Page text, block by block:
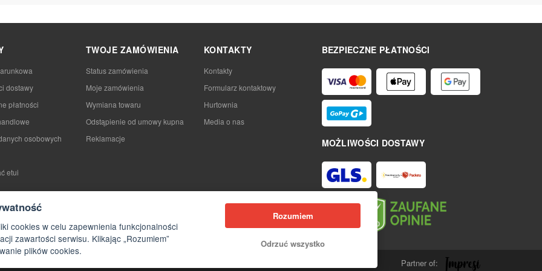
BEZPIECZNE PŁATNOŚCI
MOŻLIWOŚCI DOSTAWY
dostawy
płatności
osobowych
etui
TWOJE ZAMÓWIENIA
Status zamówienia
Moje zamówienia
Wymiana towaru
Odstąpienie od umowy kupna
Reklamacje
KONTAKTY
Kontakty
Formularz kontaktowy
Hurtownia
Media o nas
Partner of:
cookies w celu zapewnienia funkcjonalności
zawartości serwisu. Klikając „Rozumiem”
plików cookies.
Rozumiem
Odrzuć wszystko